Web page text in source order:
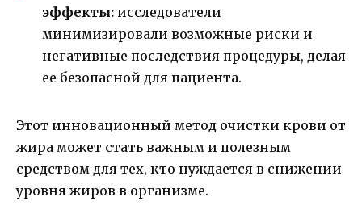
эффекты: исследователи
минимизировали возможные риски и
негативные последствия процедуры, делая
ее безопасной для пациента.
Этот инновационный метод очистки крови от
жира может стать важным и полезным
средством для тех, кто нуждается в снижении
уровня жиров в организме.